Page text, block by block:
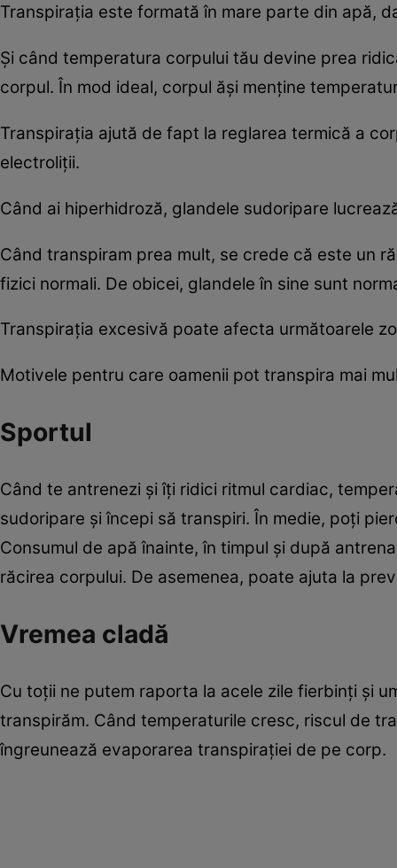
Transpirația este formată în mare parte din apă,
Și când temperatura corpului tău devine prea
corpul. În mod ideal, corpul ăși menține
Transpirația ajută de fapt la reglarea termică a
electroliții.
Când ai hiperhidroză, glandele sudoripare
Când transpiram prea mult, se crede că este un
fizici normali. De obicei, glandele în sine sunt
Transpirația excesivă poate afecta următoarele
Motivele pentru care oamenii pot transpira mai
Sportul
Când te antrenezi și îți ridici ritmul cardiac,
sudoripare și începi să transpiri. În medie, poți
Consumul de apă înainte, în timpul și după
răcirea corpului. De asemenea, poate ajuta la
Vremea cladă
Cu toții ne putem raporta la acele zile fierbinți și
transpirăm. Când temperaturile cresc, riscul de
îngreunează evaporarea transpirației de pe corp.